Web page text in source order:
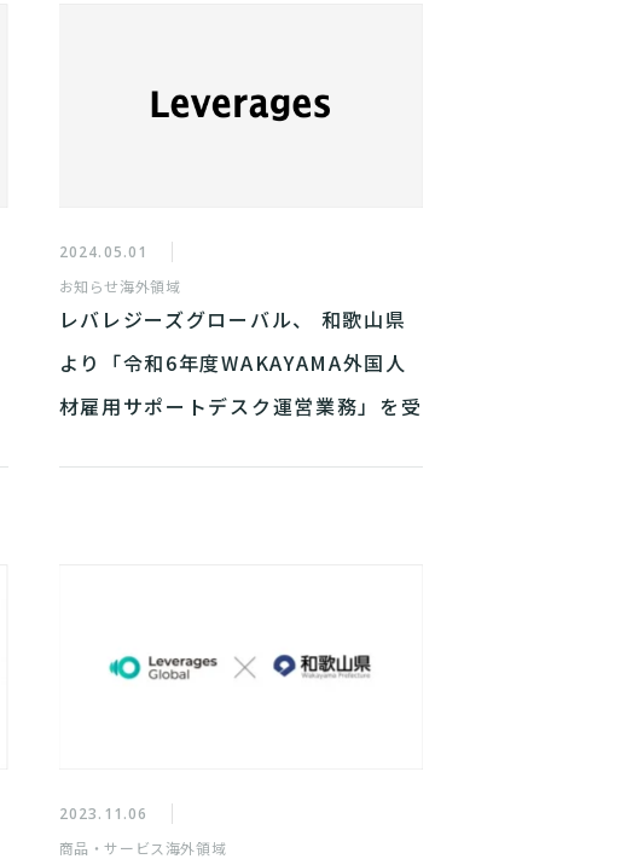
2024.05.01
お知らせ海外領域
レバレジーズグローバル、 和歌山県
より「令和6年度WAKAYAMA外国人
材雇用サポートデスク運営業務」を受
2023.11.06
商品・サービス海外領域